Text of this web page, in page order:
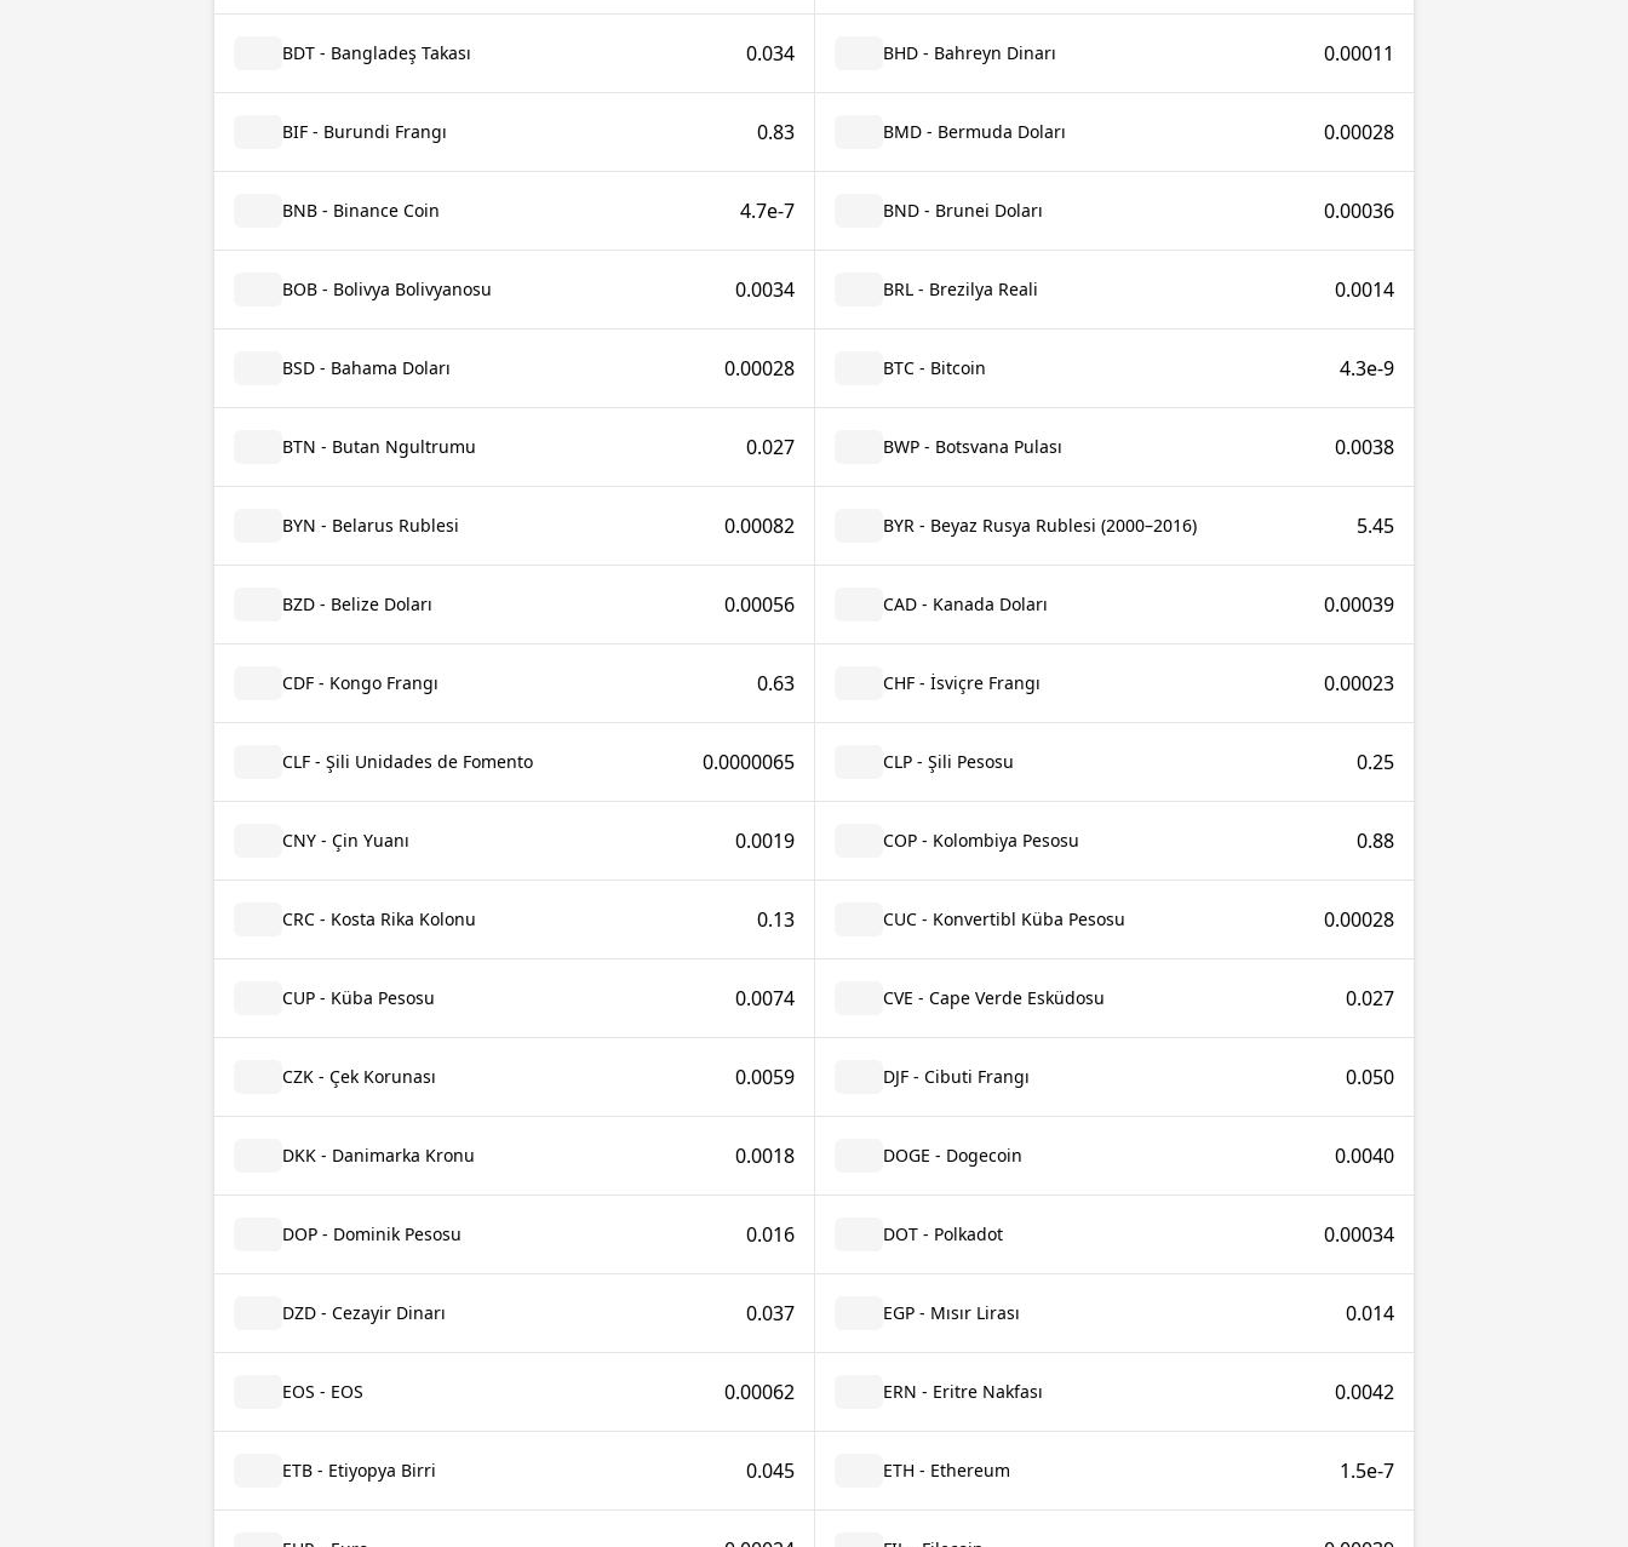
BDT - Bangladeş Takası 0.034 BHD - Bahreyn Dinarı 0.00011
BIF - Burundi Frangı 0.83 BMD - Bermuda Doları 0.00028
BNB - Binance Coin 4.7e-7 BND - Brunei Doları 0.00036
BOB - Bolivya Bolivyanosu 0.0034 BRL - Brezilya Reali 0.0014
BSD - Bahama Doları 0.00028 BTC - Bitcoin 4.3e-9
BTN - Butan Ngultrumu 0.027 BWP - Botsvana Pulası 0.0038
BYN - Belarus Rublesi 0.00082 BYR - Beyaz Rusya Rublesi (2000–2016) 5.45
BZD - Belize Doları 0.00056 CAD - Kanada Doları 0.00039
CDF - Kongo Frangı 0.63 CHF - İsviçre Frangı 0.00023
CLF - Şili Unidades de Fomento 0.0000065 CLP - Şili Pesosu 0.25
CNY - Çin Yuanı 0.0019 COP - Kolombiya Pesosu 0.88
CRC - Kosta Rika Kolonu 0.13 CUC - Konvertibl Küba Pesosu 0.00028
CUP - Küba Pesosu 0.0074 CVE - Cape Verde Esküdosu 0.027
CZK - Çek Korunası 0.0059 DJF - Cibuti Frangı 0.050
DKK - Danimarka Kronu 0.0018 DOGE - Dogecoin 0.0040
DOP - Dominik Pesosu 0.016 DOT - Polkadot 0.00034
DZD - Cezayir Dinarı 0.037 EGP - Mısır Lirası 0.014
EOS - EOS 0.00062 ERN - Eritre Nakfası 0.0042
ETB - Etiyopya Birri 0.045 ETH - Ethereum 1.5e-7